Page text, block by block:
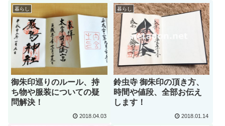
暮らし
御朱印巡りのルール、持
ち物や服装についての疑
問解決！
2018.04.03
暮らし
鈴虫寺 御朱印の頂き方、
時間や値段、全部お伝え
します！
2018.01.14